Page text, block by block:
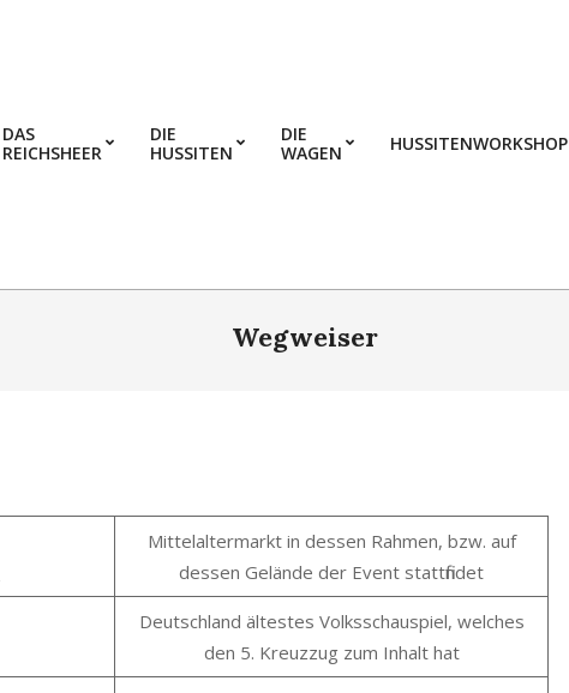
DAS
REICHSHEER
DIE
HUSSITEN
DIE
WAGEN
HUSSITENWORKSHOP
Wegweiser
Mittelaltermarkt in dessen Rahmen, bzw. auf
dessen Gelände der Event stattfindet
Deutschland ältestes Volksschauspiel, welches
den 5. Kreuzzug zum Inhalt hat